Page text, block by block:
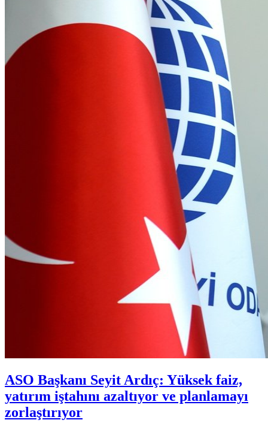
ASO Başkanı Seyit Ardıç: Yüksek faiz,
yatırım iştahını azaltıyor ve planlamayı
zorlaştırıyor